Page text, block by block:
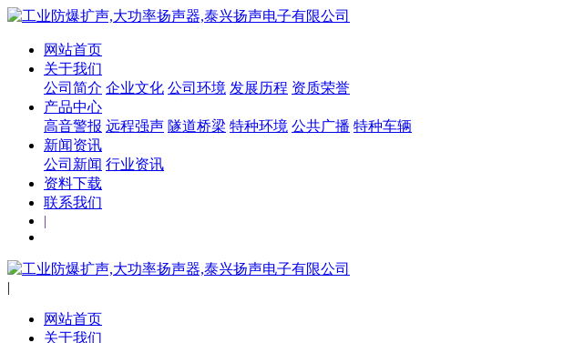
网站首页
关于我们
公司简介 企业文化 公司环境 发展历程 资质荣誉
产品中心
高音警报 远程强声 隧道桥梁 特种环境 公共广播 特种车辆
新闻资讯
公司新闻 行业资讯
资料下载
联系我们
|
|
网站首页
关于我们